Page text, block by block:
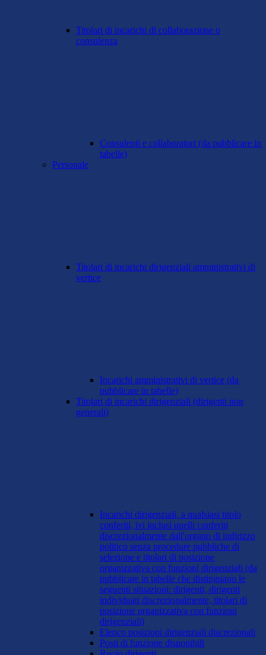
Titolari di incarichi di collaborazione o
consulenza
Consulenti e collaboratori (da pubblicare in
tabelle)
Personale
Titolari di incarichi dirigenziali amministrativi di
vertice
Incarichi amministrativi di vertice (da
pubblicare in tabelle)
Titolari di incarichi dirigenziali (dirigenti non
generali)
Incarichi dirigenziali, a qualsiasi titolo
conferiti, ivi inclusi quelli conferiti
discrezionalmente dall'organo di indirizzo
politico senza procedure pubbliche di
selezione e titolari di posizione
organizzativa con funzioni dirigenziali (da
pubblicare in tabelle che distinguano le
seguenti situazioni: dirigenti, dirigenti
individuati discrezionalmente, titolari di
posizione organizzativa con funzioni
dirigenziali)
Elenco posizioni dirigenziali discrezionali
Posti di funzione disponibili